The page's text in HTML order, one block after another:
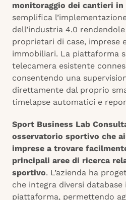
monitoraggio dei cantieri in
semplifica
dell’industria 4.0
proprietari di case, imprese
immobiliari. La piattaforma
telecamera esistente
consentendo una
direttamente dal proprio
timelapse automatici e
Sport Business Lab
osservatorio sportivo che
imprese a trovare
principali aree di ricerca
sportivo. L’azienda ha
che integra diversi database
piattaforma, permettendo